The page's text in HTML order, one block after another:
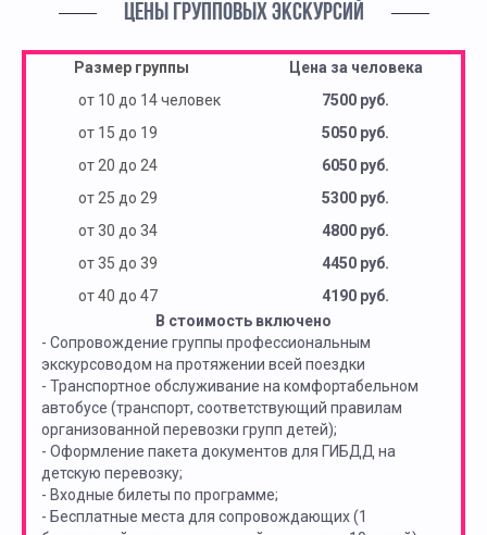
ЦЕНЫ ГРУППОВЫХ ЭКСКУРСИЙ
Размер группы
Цена за человека
от 10 до 14 человек
7500 руб.
от 15 до 19
5050 руб.
от 20 до 24
6050 руб.
от 25 до 29
5300 руб.
от 30 до 34
4800 руб.
от 35 до 39
4450 руб.
от 40 до 47
4190 руб.
В стоимость включено
- Сопровождение группы профессиональным
экскурсоводом на протяжении всей поездки
- Транспортное обслуживание на комфортабельном
автобусе (транспорт, соответствующий правилам
организованной перевозки групп детей);
- Оформление пакета документов для ГИБДД на
детскую перевозку;
- Входные билеты по программе;
- Бесплатные места для сопровождающих (1